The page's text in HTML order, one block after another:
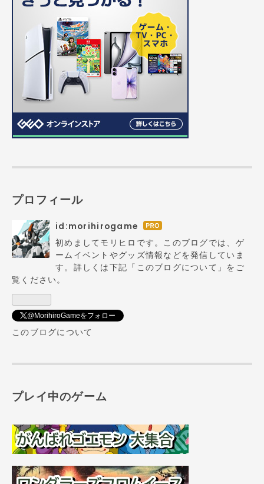
プロフィール
id:morihirogame はて
なブ
ログ
Pro
初めましてモリヒロです。このブログでは、ゲ
ームイベントやグッズ情報などを発信していま
す。詳しくは下記「このブログについて」をご
覧ください。
@MorihiroGameをフォロー
このブログについて
プレイ中のゲーム